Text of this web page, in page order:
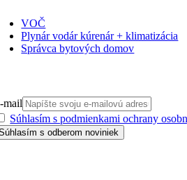
VOČ
Plynár vodár kúrenár + klimatizácia
Správca bytových domov
mail
Súhlasím s podmienkami ochrany